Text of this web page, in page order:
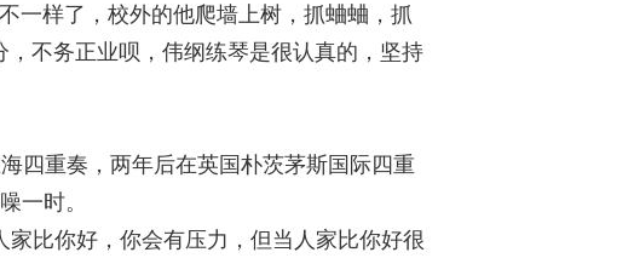
一样了，校外的他爬墙上树，抓蛐蛐，抓
不务正业呗，伟纲练琴是很认真的，坚持
四重奏，两年后在英国朴茨茅斯国际四重
一时。
比你好，你会有压力，但当人家比你好很